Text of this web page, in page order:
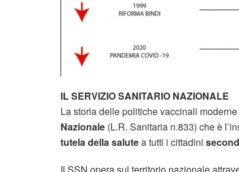
IL SERVIZIO SANITARIO NAZIONALE
La storia delle politiche vaccinali
Nazionale (L.R. Sanitaria n.833) che è
tutela della salutea tutti i cittadini
Il SSN opera sul territorio nazionale